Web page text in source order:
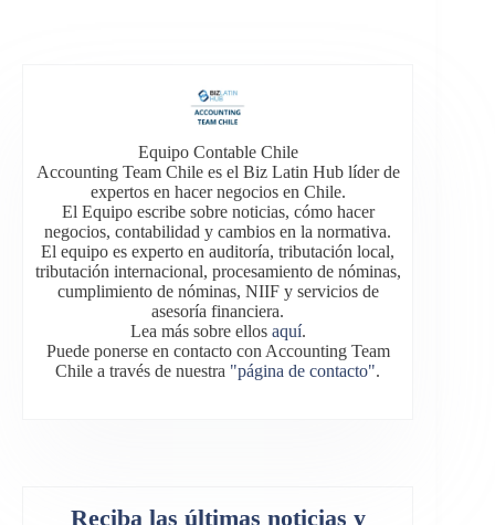
Equipo Contable Chile
Accounting Team Chile es el Biz Latin Hub líder de
expertos en hacer negocios en Chile.
El Equipo escribe sobre noticias, cómo hacer
negocios, contabilidad y cambios en la normativa.
El equipo es experto en auditoría, tributación local,
tributación internacional, procesamiento de nóminas,
cumplimiento de nóminas, NIIF y servicios de
asesoría financiera.
Lea más sobre ellos aquí.
Puede ponerse en contacto con Accounting Team
Chile a través de nuestra "página de contacto".
Reciba las últimas noticias y